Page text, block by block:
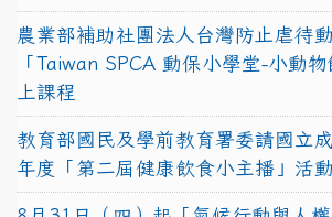
農業部補助社團法人台灣防止虐待
「Taiwan SPCA 動保小學堂-小動
上課程
教育部國民及學前教育署委請國立
年度「第二屆健康飲食小主播」活動